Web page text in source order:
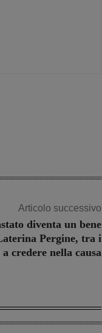
Articolo successivo
diventa un bene
Pergine, tra i
credere nella causa